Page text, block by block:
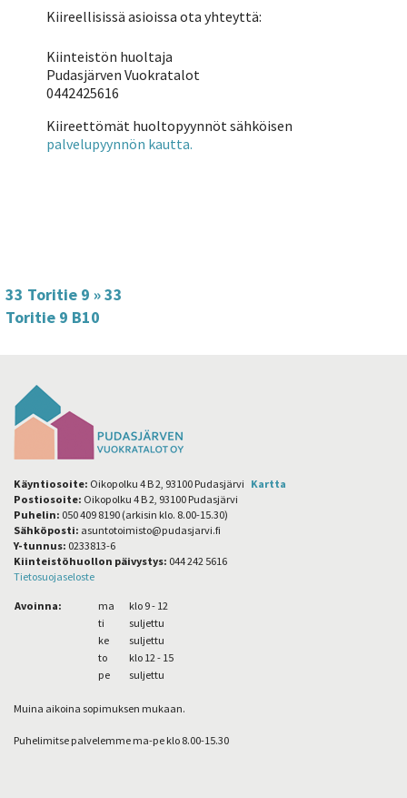
Kiireellisissä asioissa ota yhteyttä:
Kiinteistön huoltaja
Pudasjärven Vuokratalot
0442425616
Kiireettömät huoltopyynnöt sähköisen
palvelupyynnön kautta.
33 Toritie 9 »33
Toritie 9 B10
Käyntiosoite: Oikopolku 4 B 2, 93100 Pudasjärvi Kartta
Postiosoite: Oikopolku 4 B 2, 93100 Pudasjärvi
Puhelin: 050 409 8190 (arkisin klo. 8.00-15.30)
Sähköposti: asuntotoimisto@pudasjarvi.fi
Y-tunnus: 0233813-6
Kiinteistöhuollon päivystys: 044 242 5616
Tietosuojaseloste
Avoinna: ma
klo 9 - 12
ti
suljettu
ke
suljettu
to
klo 12 - 15
pe
suljettu
Muina aikoina sopimuksen mukaan.
Puhelimitse palvelemme ma-pe klo 8.00-15.30